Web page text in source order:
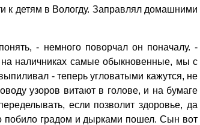
к детям в Вологду. Заправлял домашними
- немного поворчал он поначалу. -
на наличниках самые обыкновенные, мы с
- теперь угловатыми кажутся, не
узоров витают в голове, и на бумаге
если позволит здоровье, да
побило градом и дырками пошел. Сын вот